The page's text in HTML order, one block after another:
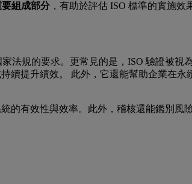
組成部分 ，有助於評估 ISO 標準的實施效
法規的要求。更常見的是，ISO 驗證被視
提升績效。 此外，它還能幫助企業在永
的有效性與效率。此外，稽核還能鑑別風